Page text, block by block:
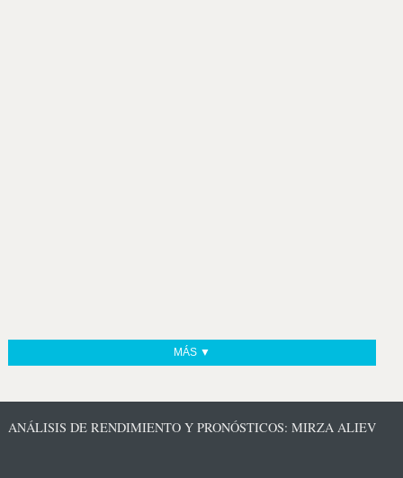
MÁS ▼
ANÁLISIS DE RENDIMIENTO Y PRONÓSTICOS: MIRZA ALIEV